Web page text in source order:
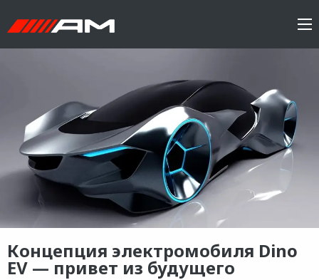
Концепция электромобиля Dino
EV — привет из будущего